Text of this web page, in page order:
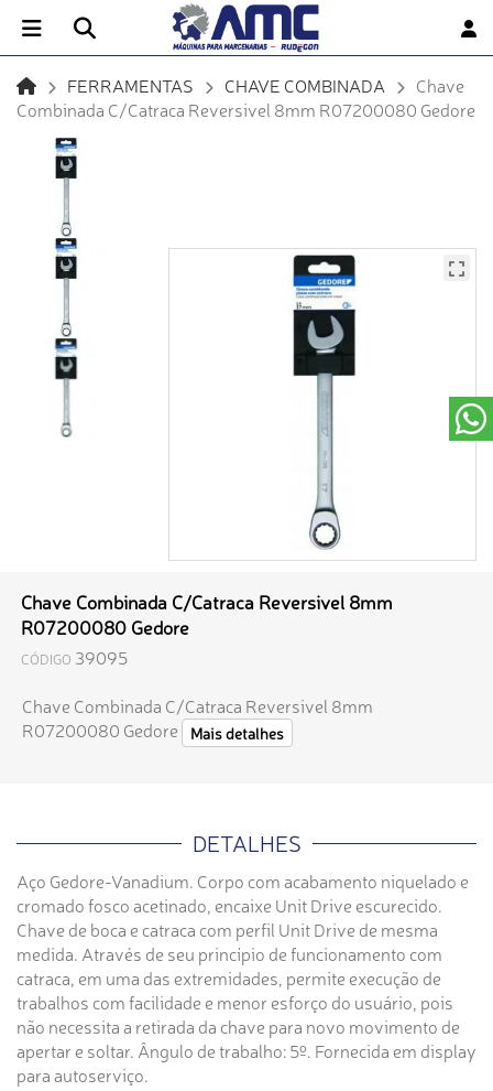
FERRAMENTAS CHAVE COMBINADA
Chave
Combinada C/Catraca Reversivel 8mm R07200080 Gedore
Chave Combinada C/Catraca Reversivel 8mm
R07200080 Gedore
CÓDIGO 39095
Chave Combinada C/Catraca Reversivel 8mm
R07200080 Gedore
Mais detalhes
DETALHES
Aço Gedore-Vanadium. Corpo com acabamento niquelado e
cromado fosco acetinado, encaixe Unit Drive escurecido.
Chave de boca e catraca com perfil Unit Drive de mesma
medida. Através de seu princípio de funcionamento com
catraca, em uma das extremidades, permite execução de
trabalhos com facilidade e menor esforço do usuário, pois
não necessita a retirada da chave para novo movimento de
apertar e soltar. Ângulo de trabalho: 5º. Fornecida em display
para autoserviço.